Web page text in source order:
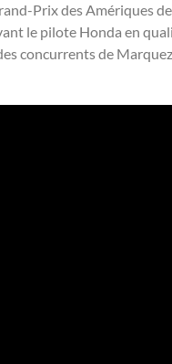
Prix des Amériques
le pilote Honda en
concurrents de